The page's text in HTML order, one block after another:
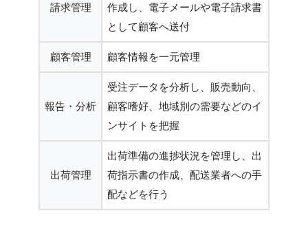
請求管理
作成し、電子メールや電子請求書
として顧客へ送付
顧客管理 顧客情報を一元管理
報告・分析
受注データを分析し、販売動向、
顧客嗜好、地域別の需要などのイ
ンサイトを把握
出荷管理
出荷準備の進捗状況を管理し、出
荷指示書の作成、配送業者への手
配などを行う